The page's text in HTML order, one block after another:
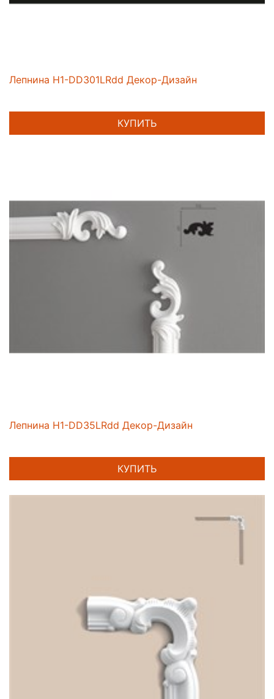
Лепнина H1-DD301LRdd Декор-Дизайн
КУПИТЬ
Лепнина H1-DD35LRdd Декор-Дизайн
КУПИТЬ